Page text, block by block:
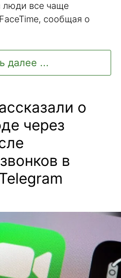
люди все чаще
сообщая о
далее ...
о
через
в